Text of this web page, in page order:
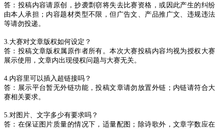
答：投稿内容请原创，抄袭剽窃将失去比赛资格，或因此产生的纠纷
由本人承担；内容题材类型不限，但广告文、产品推广文、违规违法
等请勿投递。
3.大赛对文章版权如何设定？
答：投稿文章版权属原作者所有。本次大赛投稿内容均视为授权大赛
展示使用，文章内出现侵权问题与大赛无关。
4.内容里可以插入超链接吗？
答：展示平台暂无外链功能，投稿文章请勿放置外链；内链请符合大
赛相关要求。
5.对图片、文字多少有要求吗？
答：在保证图片质量的情况下，适量配图；除诗歌外，文章字数应在